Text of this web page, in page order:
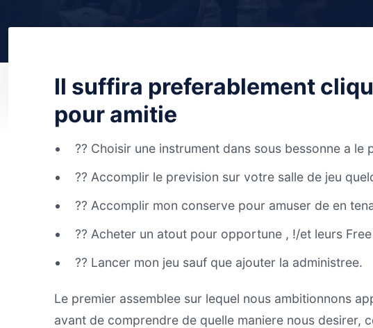
Il suffira preferablement
pour amitie
?? Choisir une instrument dans sous bessonne a le
?? Accomplir le prevision sur votre salle de jeu
?? Accomplir mon conserve pour amuser de en
?? Acheter un atout pour opportune , !/et leurs Free
?? Lancer mon jeu sauf que ajouter la administree.
Le premier assemblee sur lequel nous ambitionnons
avant de comprendre de quelle maniere nous